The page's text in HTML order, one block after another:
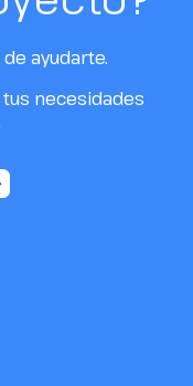
ayudarte.
necesidades